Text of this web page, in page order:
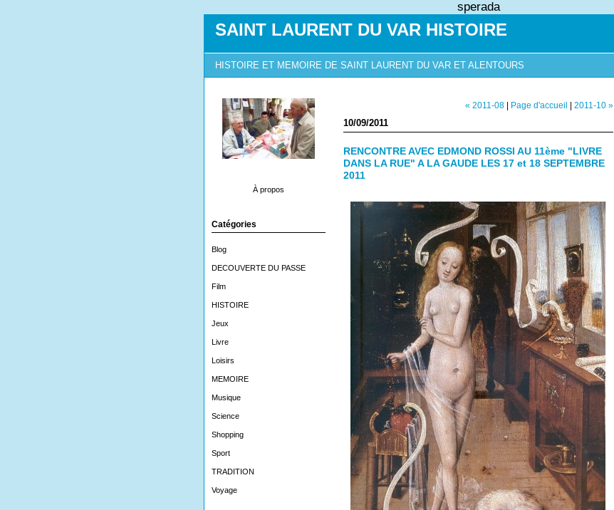
sperada
SAINT LAURENT DU VAR HISTOIRE
HISTOIRE ET MEMOIRE DE SAINT LAURENT DU VAR ET ALENTOURS
À propos
Catégories
Blog
DECOUVERTE DU PASSE
Film
HISTOIRE
Jeux
Livre
Loisirs
MEMOIRE
Musique
Science
Shopping
Sport
TRADITION
Voyage
« 2011-08| Page d'accueil | 2011-10 »
10/09/2011
RENCONTRE AVEC EDMOND ROSSI AU 11ème "LIVRE
DANS LA RUE" A LA GAUDE LES 17 et 18 SEPTEMBRE
2011